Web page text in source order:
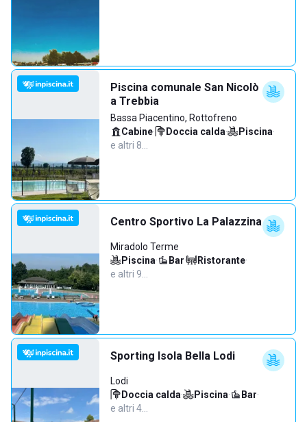
Piscina comunale San Nicolò
a Trebbia
Bassa Piacentino, Rottofreno
Cabine· Doccia calda· Piscina·
e altri 8…
Centro Sportivo La Palazzina
Miradolo Terme
Piscina· Bar· Ristorante·
e altri 9…
Sporting Isola Bella Lodi
Lodi
Doccia calda· Piscina· Bar·
e altri 4…